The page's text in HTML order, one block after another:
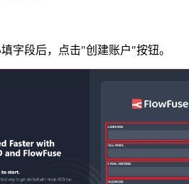
字段后，点击"创建账户"按钮。